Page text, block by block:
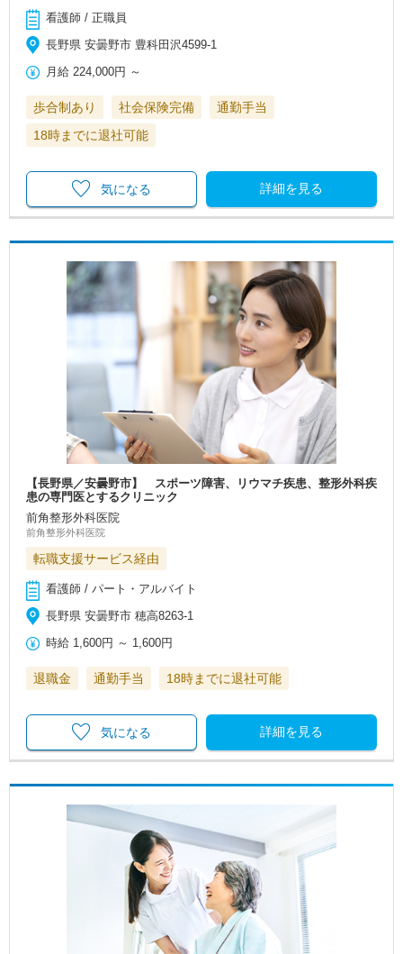
看護師 / 正職員
長野県 安曇野市 豊科田沢4599-1
月給 224,000円 ～
歩合制あり 社会保険完備
通勤手当
18時までに退社可能
詳細を見る
気になる
【長野県／安曇野市】 スポーツ障害、リウマチ疾患、整形外科疾
患の専門医とするクリニック
前角整形外科医院
前角整形外科医院
転職支援サービス経由
看護師 / パート・アルバイト
長野県 安曇野市 穂高8263-1
時給 1,600円 ～ 1,600円
退職金 通勤手当 18時までに退社可能
詳細を見る
気になる